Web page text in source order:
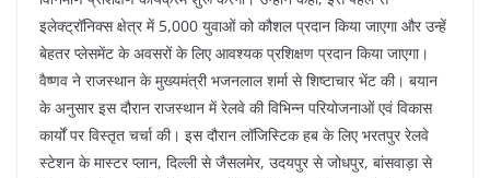
इलेक्ट्रॉनिक्स क्षेत्र में 5,000 युवाओं को कौशल प्रदान किया जाएगा और उन्हें
बेहतर प्लेसमेंट के अवसरों के लिए आवश्यक प्रशिक्षण प्रदान किया जाएगा।
वैष्णव ने राजस्थान के मुख्यमंत्री भजनलाल शर्मा से शिष्टाचार भेंट की। बयान
के अनुसार इस दौरान राजस्थान में रेलवे की विभिन्न परियोजनाओं एवं विकास
कार्यों पर विस्तृत चर्चा की। इस दौरान लॉजिस्टिक हब के लिए भरतपुर रेलवे
स्टेशन के मास्टर प्लान, दिल्ली से जैसलमेर, उदयपुर से जोधपुर, बांसवाड़ा से